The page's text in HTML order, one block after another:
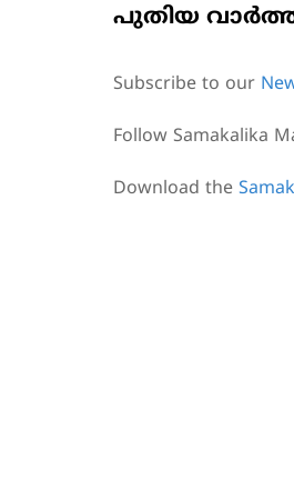
പുതിയ
Subscribe to our
Follow Samakalika
Download the